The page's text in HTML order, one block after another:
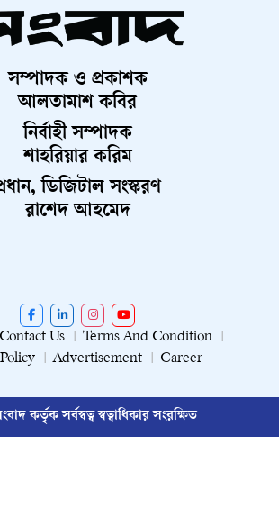
সম্পাদক ও প্রকাশক
আলতামাশ কবির
নির্বাহী সম্পাদক
শাহরিয়ার করিম
ডিজিটাল সংস্করণ
রাশেদ আহমেদ
Contact Us
Terms And Condition
Advertisement Career
কর্তৃক সর্বস্বত্ব স্বত্বাধিকার সংরক্ষিত